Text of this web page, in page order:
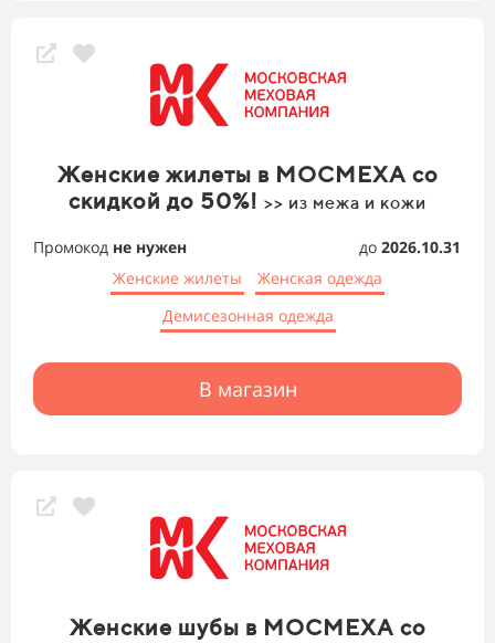
Женские жилеты в МОСМЕХА со
скидкой до 50%! >> из межа и кожи
Промокод не нужен до 2026.10.31
Женские жилеты
Женская одежда
Демисезонная одежда
В магазин
Женские шубы в МОСМЕХА со